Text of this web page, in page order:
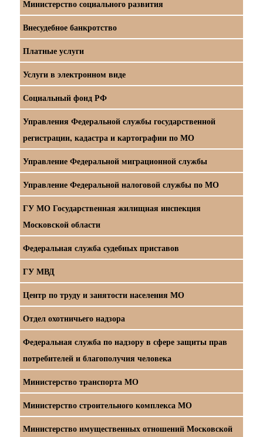
Министерство социального развития
Внесудебное банкротство
Платные услуги
Услуги в электронном виде
Социальный фонд РФ
Управления Федеральной службы государственной
регистрации, кадастра и картографии по МО
Управление Федеральной миграционной службы
Управление Федеральной налоговой службы по МО
ГУ МО Государственная жилищная инспекция
Московской области
Федеральная служба судебных приставов
ГУ МВД
Центр по труду и занятости населения МО
Отдел охотничьего надзора
Федеральная служба по надзору в сфере защиты прав
потребителей и благополучия человека
Министерство транспорта МО
Министерство строительного комплекса МО
Министерство имущественных отношений Московской